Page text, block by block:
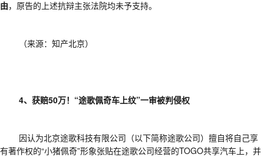
由，原告的上述抗辩主张法院均未予支持。
（来源：知产北京）
4、获赔50万！“途歌佩奇车上纹”一审被判侵权
因认为北京途歌科技有限公司（以下简称途歌公司）擅自将自己享
有著作权的“小猪佩奇”形象张贴在途歌公司经营的TOGO共享汽车上，并